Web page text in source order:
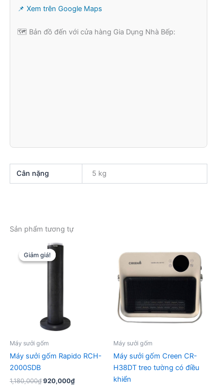
📌 Xem trên Google Maps
🗺️ Bản đồ đến với cửa hàng Gia Dụng Nhà Bếp:
Cân nặng 5 kg
Sản phẩm tương tự
Giảm giá!
Giảm giá!
Máy sưởi gốm
Máy sưởi gốm Rapido RCH-
2000SDB
1,180,000₫Giá
920,000₫Giá
Máy sưởi gốm
Máy sưởi gốm Creen CR-
H38DT treo tường có điều
khiển